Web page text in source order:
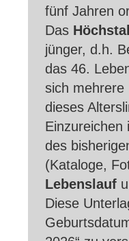
fünf Jahren
Das
jünger, d.h.
das 46.
sich mehrere
dieses
des
(Kataloge,
Lebenslauf
Diese